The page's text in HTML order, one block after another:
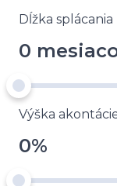
Dĺžka splácania
0
Výška
0%